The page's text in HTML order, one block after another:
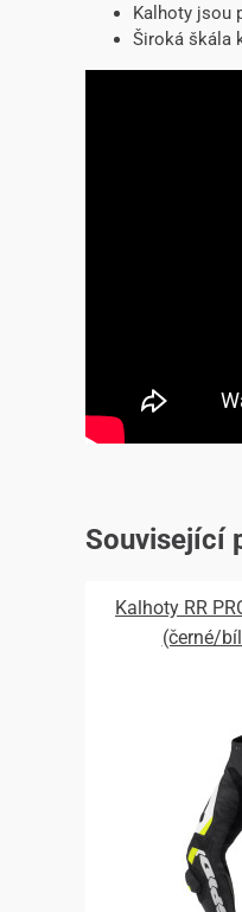
Kalhoty jsou
Široká škála
Související
Kalhoty RR
(černé/